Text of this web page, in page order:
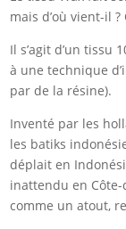
mais d’où vient-il ?
Il s’agit d’un tissu
à une technique
par de la résine).
Inventé par les
les batiks
déplait en
inattendu en
comme un atout,